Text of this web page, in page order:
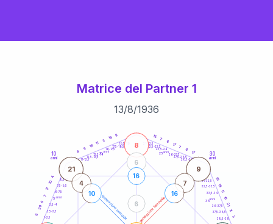
Matrice del Partner 1
13/8/1936
generazione maschile generazione femminile
10
anni
30
anni
1-2,5
2,5-3,5
3,5-4
6-7,5
7,5-8,5
8,5-9
11-12,5
12,5-13,5
13,5-14
16-17,5
17,5-18,5
18,5-19
21-22,5
22,5-23,5
23,5-24
26-27,5
27,5-28,5
28,5-29
31-32,5
32,5-33,5
33,5-34
36-37,5
37,5-38,5
38,5-39
6
20
9
7
17
10
4
8
5
16 11
3
19 9 15
7
6
17
7
8
17
10
19
11
10
21
11
3
8
21 9
6
16
6
4
10
7
16
5anni
15 anni 25anni
35anni